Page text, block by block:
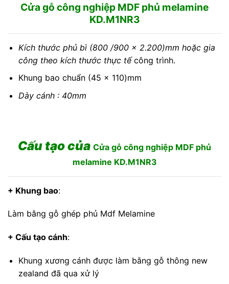
Cửa gỗ công nghiệp MDF phủ melamine
KD.M1NR3
Kích thước phủ bì (800 /900 x 2.200)mm hoặc gia
công theo kích thước thực tếcông trình.
Khung bao chuẩn (45 x 110)mm
Dày cánh : 40mm
Cấu tạo của Cửa gỗ công nghiệp MDF phủ
melamine KD.M1NR3
+ Khung bao:
Làm bằng gỗ ghép phủ Mdf Melamine
+ Cấu tạo cánh:
Khung xương cánh được làm bằng gỗ thông new
zealand đã qua xử lý